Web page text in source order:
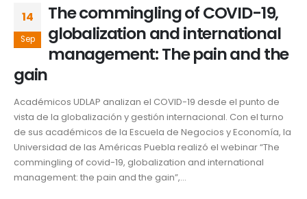
14
Sep
The commingling of COVID-19,
globalization and international
management: The pain and the
gain
Académicos UDLAP analizan el COVID-19 desde el punto de
vista de la globalización y gestión internacional. Con el turno
de sus académicos de la Escuela de Negocios y Economía, la
Universidad de las Américas Puebla realizó el webinar “The
commingling of covid-19, globalization and international
management: the pain and the gain”,...